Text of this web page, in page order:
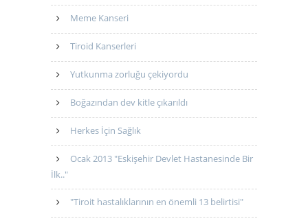
Meme Kanseri
Tiroid Kanserleri
Yutkunma zorluğu çekiyordu
Boğazından dev kitle çıkarıldı
Herkes İçin Sağlık
Ocak 2013 "Eskişehir Devlet Hastanesinde Bir
İlk.."
"Tiroit hastalıklarının en önemli 13 belirtisi"